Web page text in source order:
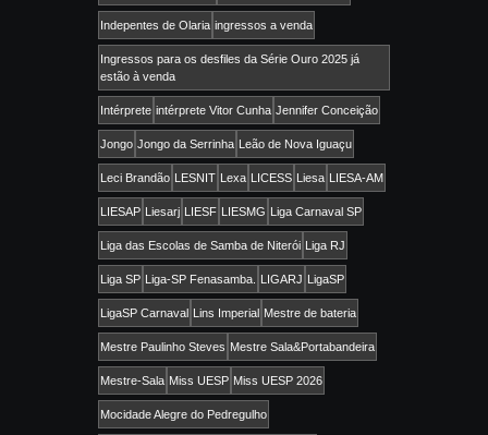
Indepentes de Olaria ingressos a venda
Ingressos para os desfiles da Série Ouro 2025 já
estão à venda
Intérprete intérprete Vitor Cunha Jennifer Conceição
Jongo Jongo da Serrinha Leão de Nova Iguaçu
Leci Brandão LESNIT Lexa LICESS Liesa LIESA-AM
LIESAP Liesarj LIESF LIESMG Liga Carnaval SP
Liga das Escolas de Samba de Niterói Liga RJ
Liga SP Liga-SP Fenasamba. LIGARJ LigaSP
LigaSP Carnaval Lins Imperial Mestre de bateria
Mestre Paulinho Steves Mestre Sala&Portabandeira
Mestre-Sala Miss UESP Miss UESP 2026
Mocidade Alegre do Pedregulho